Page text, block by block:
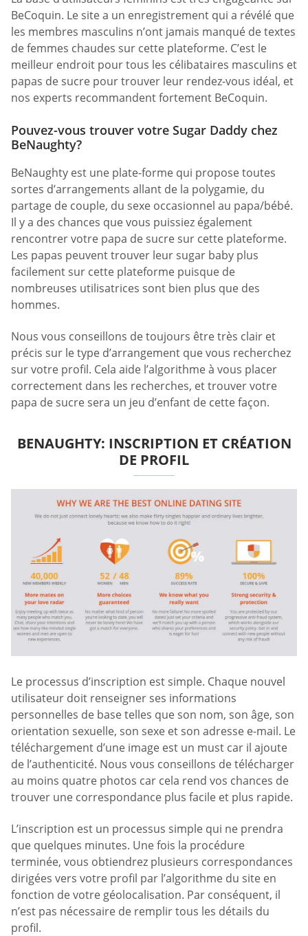
BeCoquin. Le site a un enregistrement qui a révélé que
les membres masculins n’ont jamais manqué de textes
de femmes chaudes sur cette plateforme. C’est le
meilleur endroit pour tous les célibataires masculins et
papas de sucre pour trouver leur rendez-vous idéal, et
nos experts recommandent fortement BeCoquin.
Pouvez-vous trouver votre Sugar Daddy chez
BeNaughty?
BeNaughty est une plate-forme qui propose toutes
sortes d’arrangements allant de la polygamie, du
partage de couple, du sexe occasionnel au papa/bébé.
Il y a des chances que vous puissiez également
rencontrer votre papa de sucre sur cette plateforme.
Les papas peuvent trouver leur sugar baby plus
facilement sur cette plateforme puisque de
nombreuses utilisatrices sont bien plus que des
hommes.
Nous vous conseillons de toujours être très clair et
précis sur le type d’arrangement que vous recherchez
sur votre profil. Cela aide l’algorithme à vous placer
correctement dans les recherches, et trouver votre
papa de sucre sera un jeu d’enfant de cette façon.
BENAUGHTY: INSCRIPTION ET CRÉATION
DE PROFIL
Le processus d’inscription est simple. Chaque nouvel
utilisateur doit renseigner ses informations
personnelles de base telles que son nom, son âge, son
orientation sexuelle, son sexe et son adresse e-mail. Le
téléchargement d’une image est un must car il ajoute
de l’authenticité. Nous vous conseillons de télécharger
au moins quatre photos car cela rend vos chances de
trouver une correspondance plus facile et plus rapide.
L’inscription est un processus simple qui ne prendra
que quelques minutes. Une fois la procédure
terminée, vous obtiendrez plusieurs correspondances
dirigées vers votre profil par l’algorithme du site en
fonction de votre géolocalisation. Par conséquent, il
n’est pas nécessaire de remplir tous les détails du
profil.